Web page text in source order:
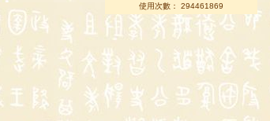
使用次數： 294461869